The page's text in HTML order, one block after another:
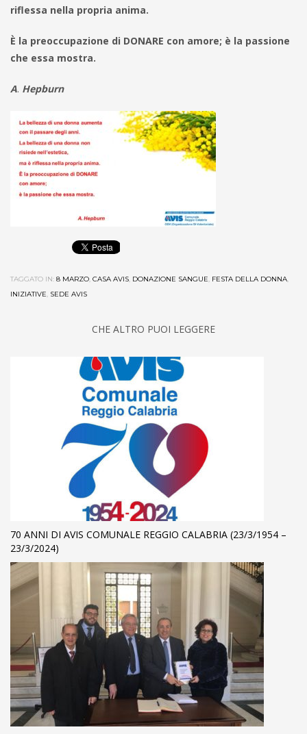
riflessa nella propria anima.
È la preoccupazione di DONARE con amore; è la passione
che essa mostra.
A. Hepburn
TAGGATO IN: 8 MARZO, CASA AVIS, DONAZIONE SANGUE, FESTA DELLA DONNA,
INIZIATIVE, SEDE AVIS
CHE ALTRO PUOI LEGGERE
70 ANNI DI AVIS COMUNALE REGGIO CALABRIA (23/3/1954 –
23/3/2024)